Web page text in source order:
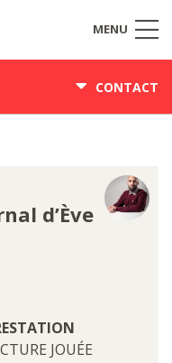
MENU
CONTACT
d’Ève
JOUÉE